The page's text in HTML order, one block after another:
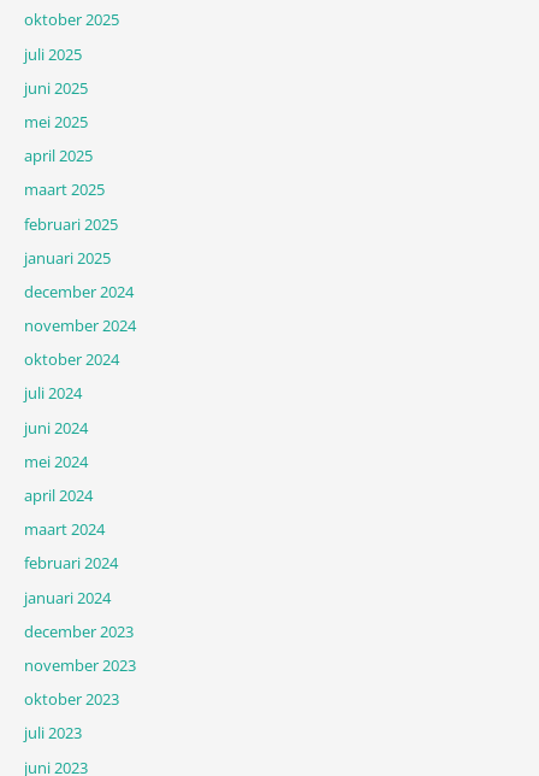
oktober 2025
juli 2025
juni 2025
mei 2025
april 2025
maart 2025
februari 2025
januari 2025
december 2024
november 2024
oktober 2024
juli 2024
juni 2024
mei 2024
april 2024
maart 2024
februari 2024
januari 2024
december 2023
november 2023
oktober 2023
juli 2023
juni 2023